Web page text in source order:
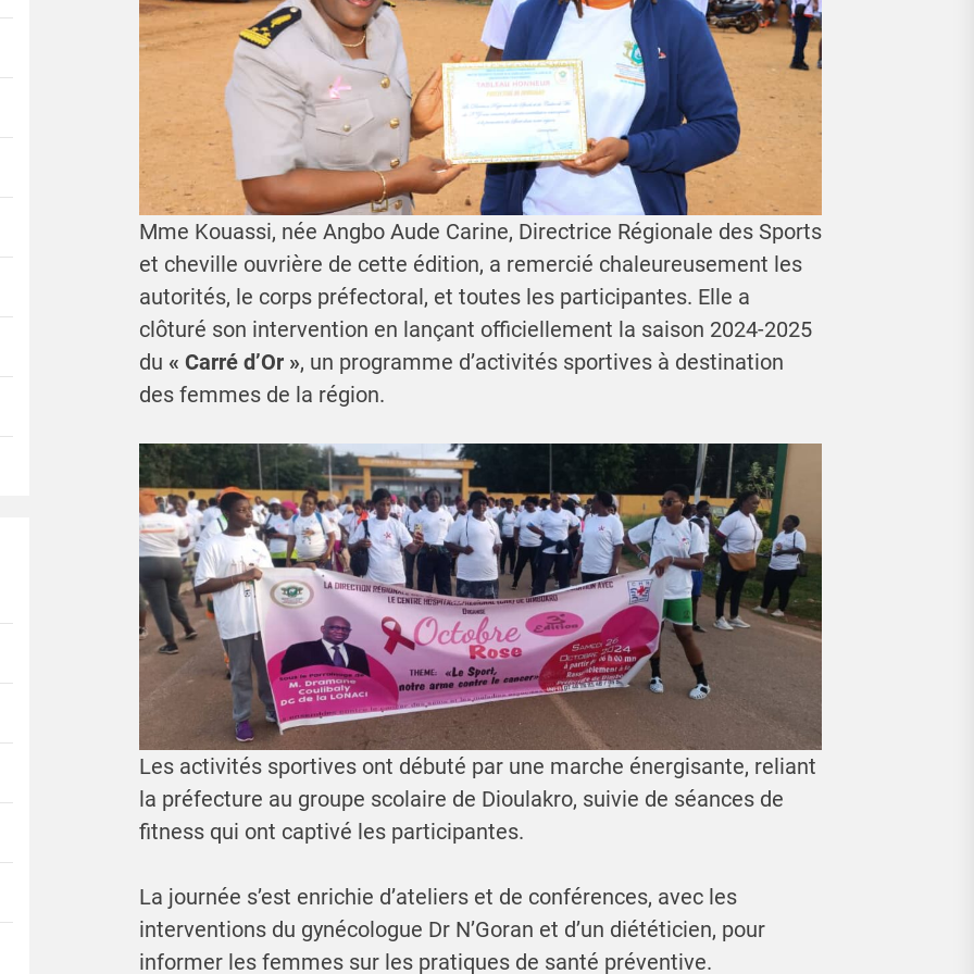
Mme Kouassi, née Angbo Aude Carine, Directrice Régionale des Sports
et cheville ouvrière de cette édition, a remercié chaleureusement les
autorités, le corps préfectoral, et toutes les participantes. Elle a
clôturé son intervention en lançant officiellement la saison 2024-2025
du « Carré d’Or », un programme d’activités sportives à destination
des femmes de la région.
Les activités sportives ont débuté par une marche énergisante, reliant
la préfecture au groupe scolaire de Dioulakro, suivie de séances de
fitness qui ont captivé les participantes.
La journée s’est enrichie d’ateliers et de conférences, avec les
interventions du gynécologue Dr N’Goran et d’un diététicien, pour
informer les femmes sur les pratiques de santé préventive.